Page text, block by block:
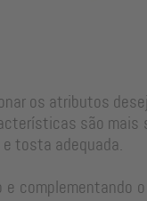
os atributos
são
tosta adequada.